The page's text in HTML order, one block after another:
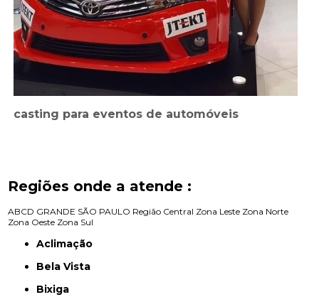
casting para eventos de automóveis
Regiões onde a atende :
ABCD GRANDE SÃO PAULO Região Central Zona Leste Zona Norte
Zona Oeste Zona Sul
Aclimação
Bela Vista
Bixiga